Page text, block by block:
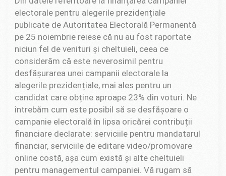
electorale pentru alegerile prezidențiale
publicate de Autoritatea Electorală Permanentă
pe 25 noiembrie reiese că nu au fost raportate
niciun fel de venituri și cheltuieli, ceea ce
considerăm că este neverosimil pentru
desfășurarea unei campanii electorale la
alegerile prezidențiale, mai ales pentru un
candidat care obține aproape 23% din voturi. Ne
întrebăm cum este posibil să se desfășoare o
campanie electorală în lipsa oricărei contribuții
financiare declarate: serviciile pentru mandatarul
financiar, serviciile de editare video/promovare
online costă, așa cum există și alte cheltuieli
pentru managementul campaniei. Vă rugam să